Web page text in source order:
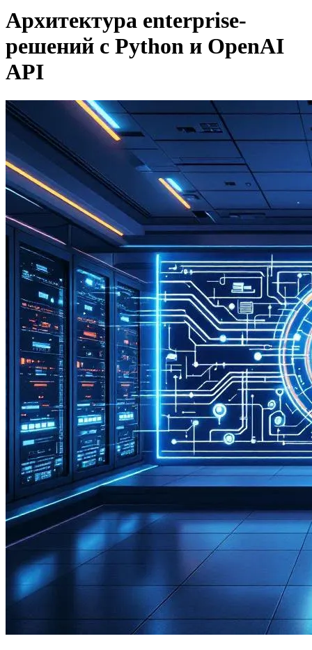
Архитектура enterprise-
решений с Python и OpenAI
API